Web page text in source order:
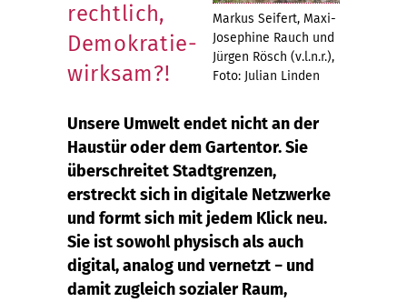
Markus Seifert, Maxi-
Josephine Rauch und
Jürgen Rösch (v.l.n.r.),
Foto: Julian Linden
rechtlich,
Demokratie-
wirksam?!
Unsere Umwelt endet nicht an der
Haustür oder dem Gartentor. Sie
überschreitet Stadtgrenzen,
erstreckt sich in digitale Netzwerke
und formt sich mit jedem Klick neu.
Sie ist sowohl physisch als auch
digital, analog und vernetzt − und
damit zugleich sozialer Raum,